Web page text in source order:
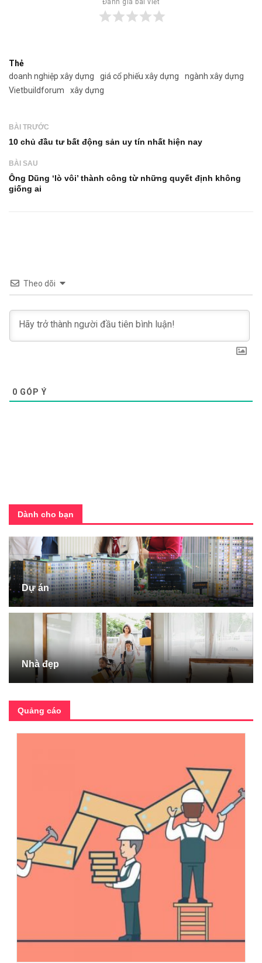
Đánh giá bài viết
Thẻ
doanh nghiệp xây dựng
giá cổ phiếu xây dựng
ngành xây dựng
Vietbuildforum
xây dựng
BÀI TRƯỚC
10 chủ đầu tư bất động sản uy tín nhất hiện nay
BÀI SAU
Ông Dũng ‘lò vôi’ thành công từ những quyết định không
giống ai
Theo dõi
0 GÓP Ý
Dành cho bạn
Dự án
Nhà đẹp
Quảng cáo